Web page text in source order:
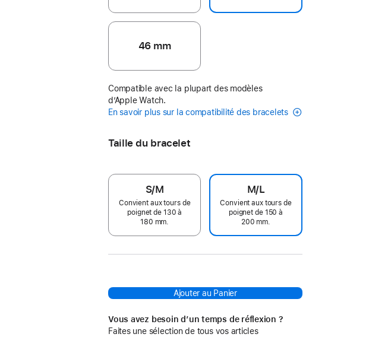
46 mm
Compatible avec la plupart des modèles
d’Apple Watch.
En savoir plus sur la compatibilité des bracelets
Taille du bracelet
S/M
Convient aux tours de
poignet de 130 à
180 mm.
M/L
Convient aux tours de
poignet de 150 à
200 mm.
Ajouter au Panier
Vous avez besoin d’un temps de réflexion ?
Faites une sélection de tous vos articles